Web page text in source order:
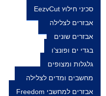
סכיני חילוץ EezyCut
אבזרים לצלילה
אבזרים שונים
בגדי ים ופונצ’ו
גלגלות ומצופים
מחשבים ומדים לצלילה
אבזרים למחשבי Freedom